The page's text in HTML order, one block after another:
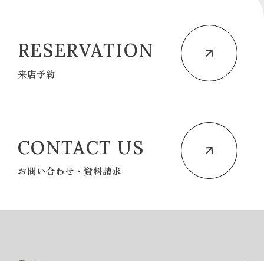
RESERVATION
来店予約
CONTACT US
お問い合わせ・資料請求